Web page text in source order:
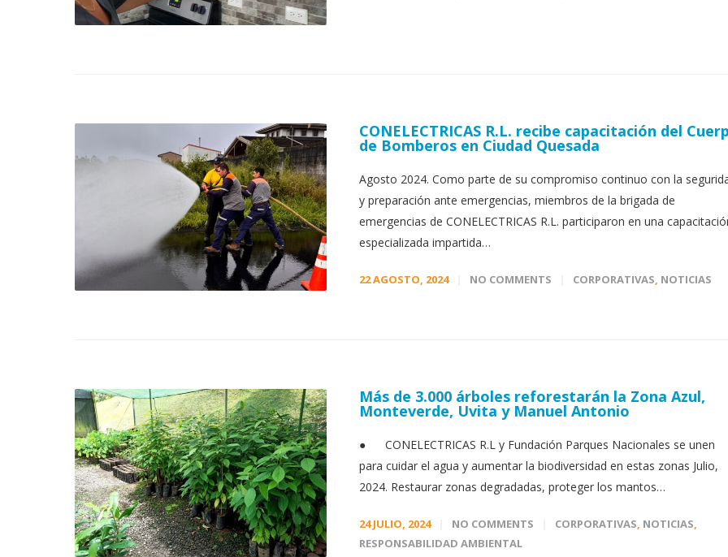
CONELECTRICAS R.L. recibe capacitación del
de Bomberos en Ciudad Quesada
Agosto 2024. Como parte de su compromiso continuo con la
y preparación ante emergencias, miembros de la brigada de
emergencias de CONELECTRICAS R.L. participaron en una
especializada impartida…
22 AGOSTO, 2024 NO COMMENTS CORPORATIVAS, NOTICIAS
Más de 3.000 árboles reforestarán la Zona Azul,
Monteverde, Uvita y Manuel Antonio
● CONELECTRICAS R.L y Fundación Parques Nacionales se unen
para cuidar el agua y aumentar la biodiversidad en estas zonas Julio,
2024. Restaurar zonas degradadas, proteger los mantos…
24 JULIO, 2024 NO COMMENTS CORPORATIVAS, NOTICIAS,
RESPONSABILIDAD AMBIENTAL